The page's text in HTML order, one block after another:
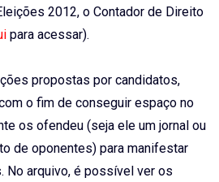
2012, o Contador de Direito
para acessar).
propostas por candidatos,
o fim de conseguir espaço no
os ofendeu (seja ele um jornal ou
de oponentes) para manifestar
No arquivo, é possível ver os